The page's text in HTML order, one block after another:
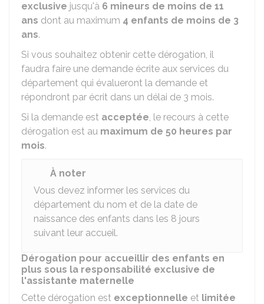
exclusive jusqu'à 6 mineurs de moins de 11
ans dont au maximum 4 enfants de moins de 3
ans.
Si vous souhaitez obtenir cette dérogation, il
faudra faire une demande écrite aux services du
département qui évalueront la demande et
répondront par écrit dans un délai de 3 mois.
Si la demande est acceptée, le recours à cette
dérogation est au maximum de 50 heures par
mois.
À noter
Vous devez informer les services du
département du nom et de la date de
naissance des enfants dans les 8 jours
suivant leur accueil.
Dérogation pour accueillir des enfants en
plus sous la responsabilité exclusive de
l'assistante maternelle
Cette dérogation est exceptionnelle et limitée